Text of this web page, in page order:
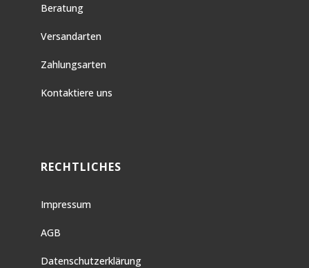
Beratung
Versandarten
Zahlungsarten
Kontaktiere uns
RECHTLICHES
Impressum
AGB
Datenschutzerklärung